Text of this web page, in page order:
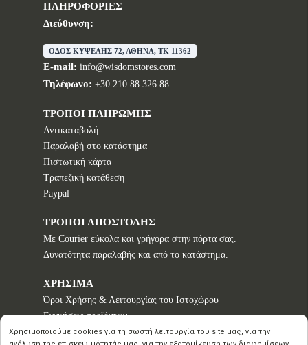
ΠΛΗΡΟΦΟΡΙΕΣ
Διεύθυνση:
ΟΔΟΣ ΚΥΨΕΛΗΣ 72, ΑΘΗΝΑ, TK 11362
E-mail: info@wisdomstores.com
Τηλέφωνο: +30 210 88 326 88
ΤΡΟΠΟΙ ΠΛΗΡΩΜΗΣ
Αντικαταβολή
Παραλαβή στο κατάστημα
Πιστωτική κάρτα
Τραπεζική κατάθεση
Paypal
ΤΡΟΠΟΙ ΑΠΟΣΤΟΛΗΣ
Με Courier εύκολα και γρήγορα στην πόρτα σας.
Δυνατότητα παραλαβής και από το κατάστημα.
ΧΡΗΣΙΜΑ
Όροι Χρήσης & Λειτουργίας του Ιστοχώρου
Εγγυήσεις προϊόντων
Τρόποι παραγγελίας
Χρησιμοποιούμε cookies για τη σωστή λειτουργία του site μας, για την